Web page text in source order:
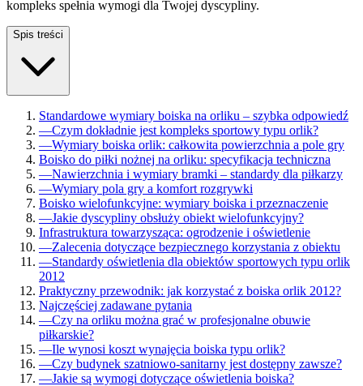
kompleks spełnia wymogi dla Twojej dyscypliny.
Spis treści
Standardowe wymiary boiska na orliku – szybka odpowiedź
—Czym dokładnie jest kompleks sportowy typu orlik?
—Wymiary boiska orlik: całkowita powierzchnia a pole gry
Boisko do piłki nożnej na orliku: specyfikacja techniczna
—Nawierzchnia i wymiary bramki – standardy dla piłkarzy
—Wymiary pola gry a komfort rozgrywki
Boisko wielofunkcyjne: wymiary boiska i przeznaczenie
—Jakie dyscypliny obsłuży obiekt wielofunkcyjny?
Infrastruktura towarzysząca: ogrodzenie i oświetlenie
—Zalecenia dotyczące bezpiecznego korzystania z obiektu
—Standardy oświetlenia dla obiektów sportowych typu orlik
2012
Praktyczny przewodnik: jak korzystać z boiska orlik 2012?
Najczęściej zadawane pytania
—Czy na orliku można grać w profesjonalne obuwie
piłkarskie?
—Ile wynosi koszt wynajęcia boiska typu orlik?
—Czy budynek szatniowo-sanitarny jest dostępny zawsze?
—Jakie są wymogi dotyczące oświetlenia boiska?